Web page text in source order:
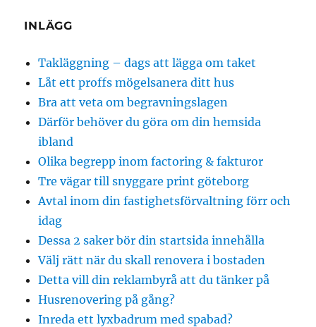
INLÄGG
Takläggning – dags att lägga om taket
Låt ett proffs mögelsanera ditt hus
Bra att veta om begravningslagen
Därför behöver du göra om din hemsida
ibland
Olika begrepp inom factoring & fakturor
Tre vägar till snyggare print göteborg
Avtal inom din fastighetsförvaltning förr och
idag
Dessa 2 saker bör din startsida innehålla
Välj rätt när du skall renovera i bostaden
Detta vill din reklambyrå att du tänker på
Husrenovering på gång?
Inreda ett lyxbadrum med spabad?